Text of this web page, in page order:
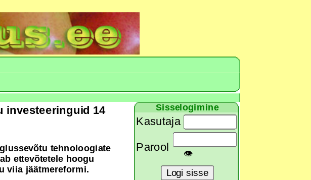
investeeringuid 14
tehnoloogiate
ettevõtetele hoogu
viia jäätmereformi.
Sisselogimine
Kasutaja
Parool
👁